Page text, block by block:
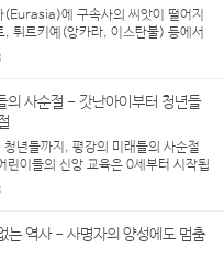
(Eurasia)에 구속사의 씨앗이 떨어지
튀르키예(앙카라, 이스탄불) 등에서
. 우선 튀르키예 구속사 세미나는 20
작으로 서부...
의 사순절 - 갓난아이부터 청년들
년들까지, 평강의 미래들의 사순절
린이들의 신앙 교육은 0세부터 시작됩
의 성장 발달에 맞춘 세밀한 신앙 교
사순...
는 역사 - 사명자의 양성에도 멈춤